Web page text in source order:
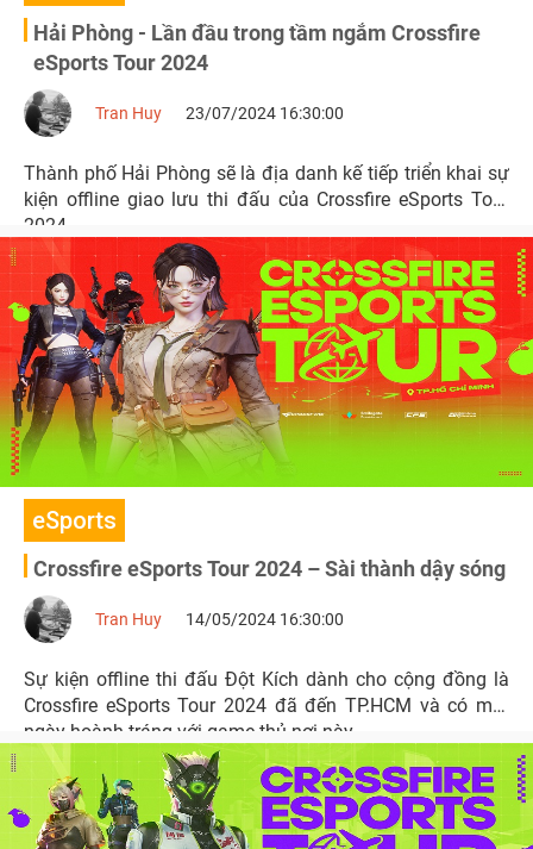
Hải Phòng - Lần đầu trong tầm ngắm Crossfire
eSports Tour 2024
Tran Huy 23/07/2024 16:30:00
Thành phố Hải Phòng sẽ là địa danh kế tiếp triển khai sự
kiện offline giao lưu thi đấu của Crossfire eSports Tour
2024.
eSports
Crossfire eSports Tour 2024 – Sài thành dậy sóng
Tran Huy 14/05/2024 16:30:00
Sự kiện offline thi đấu Đột Kích dành cho cộng đồng là
Crossfire eSports Tour 2024 đã đến TP.HCM và có một
ngày hoành tráng với game thủ nơi này.